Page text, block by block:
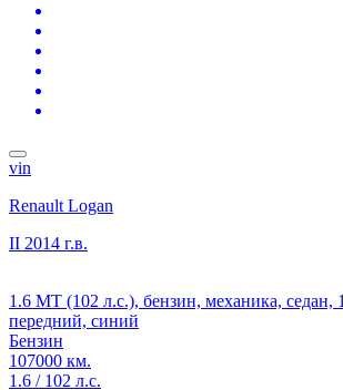
vin
Renault Logan
II 2014 г.в.
1.6 MT (102 л.с.), бензин, механика, седан,
передний, синий
Бензин
107000 км.
1.6 / 102 л.с.